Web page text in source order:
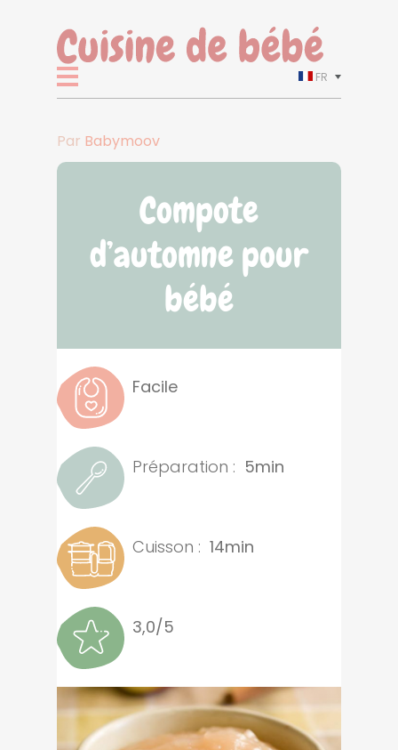
FR
Par Babymoov
Compote
d’automne pour
bébé
Facile
Préparation : 5min
Cuisson : 14min
3,0/5